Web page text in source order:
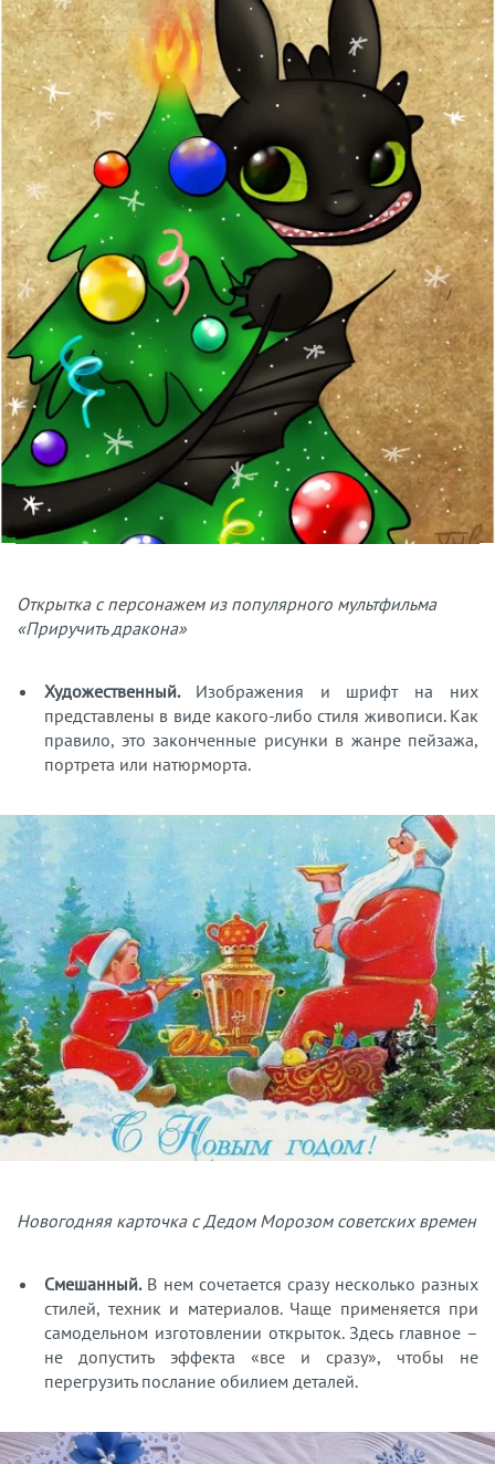
Открытка с персонажем из популярного мультфильма
«Приручить дракона»
Художественный. Изображения и шрифт на них
представлены в виде какого-либо стиля живописи. Как
правило, это законченные рисунки в жанре пейзажа,
портрета или натюрморта.
Новогодняя карточка с Дедом Морозом советских времен
Смешанный.В нем сочетается сразу несколько разных
стилей, техник и материалов. Чаще применяется при
самодельном изготовлении открыток. Здесь главное –
не допустить эффекта «все и сразу», чтобы не
перегрузить послание обилием деталей.